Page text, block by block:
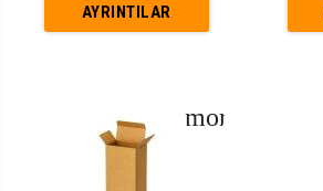
AYRINTILAR